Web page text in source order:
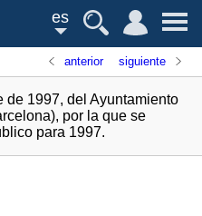
es
anterior siguiente
de 1997, del Ayuntamiento
por la que se
para 1997.